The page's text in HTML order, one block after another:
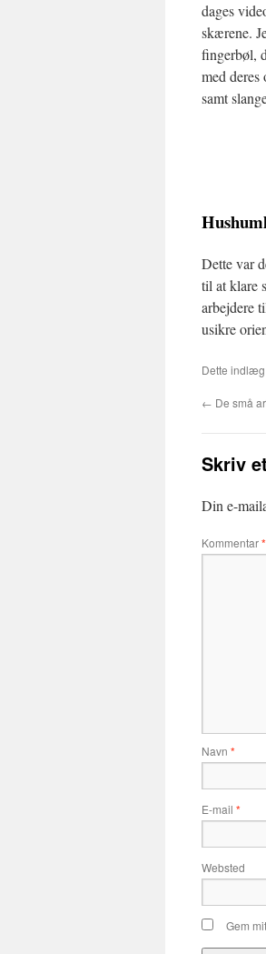
dages
skærene.
fingerbøl,
med
samt
Dette var
til at klare
arbejdere
usikre
Dette
← De små
Skriv
Din e-
Kommentar*
Navn *
E-mail *
Websted
Gem